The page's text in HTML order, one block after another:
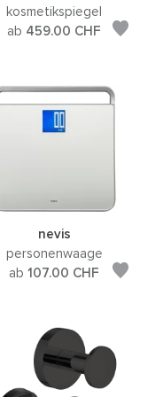
kosmetikspiegel
ab 459.00 CHF
nevis
personenwaage
ab107.00 CHF